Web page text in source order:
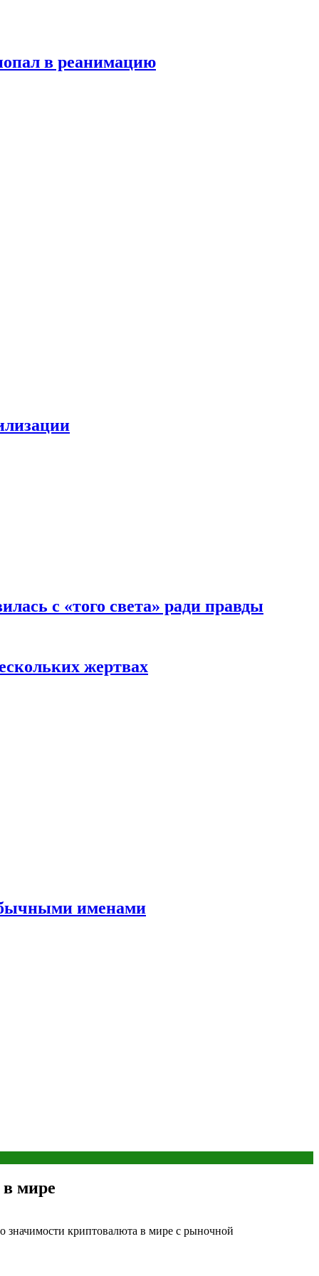
в реанимацию
с «того света» ради правды
жертвах
именами
мире
значимости криптовалюта в мире с рыночной